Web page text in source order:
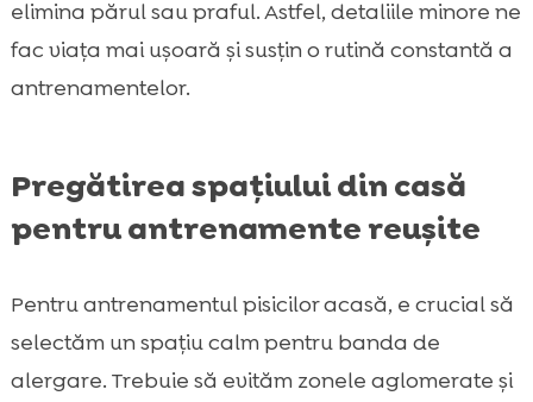
elimina părul sau praful. Astfel, detaliile minore ne
fac viața mai ușoară și susțin o rutină constantă a
antrenamentelor.
Pregătirea spațiului din casă
pentru antrenamente reușite
Pentru antrenamentul pisicilor acasă, e crucial să
selectăm un spațiu calm pentru banda de
alergare. Trebuie să evităm zonele aglomerate și